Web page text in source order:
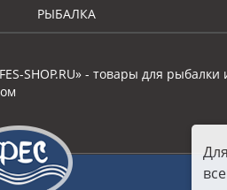
РЫБАЛКА
SHOP.RU» - товары для рыбалки